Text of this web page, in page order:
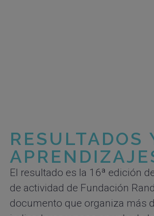
RESULTADOS
El resultado es la 16ª edición
de actividad de Fundación
documento que organiza más